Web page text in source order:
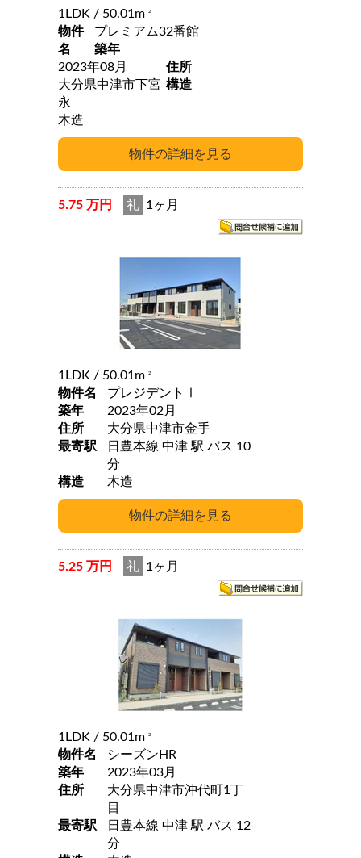
1LDK / 50.01m 2
物件
名
プレミアム32番館
築年
2023年08月
住所
大分県中津市下宮
永
構造
木造
5.75 万円 礼 1ヶ月
1LDK / 50.01m 2
物件名
プレジデントⅠ
築年
2023年02月
住所
大分県中津市金手
最寄駅
日豊本線 中津 駅 バス 10
分
構造
木造
5.25 万円 礼 1ヶ月
1LDK / 50.01m 2
物件名
シーズンHR
築年
2023年03月
住所
大分県中津市沖代町1丁
目
最寄駅
日豊本線 中津 駅 バス 12
分